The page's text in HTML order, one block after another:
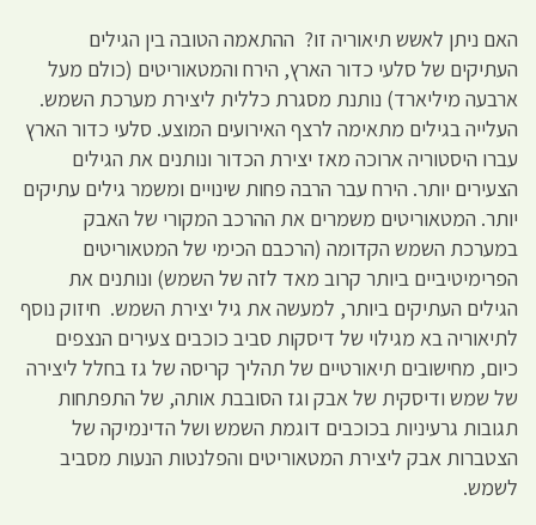
האם ניתן לאשש תיאוריה זו? ההתאמה הטובה בין הגילים
העתיקים של סלעי כדור הארץ, הירח והמטאוריטים (כולם מעל
ארבעה מיליארד) נותנת מסגרת כללית ליצירת מערכת השמש.
העלייה בגילים מתאימה לרצף האירועים המוצע. סלעי כדור הארץ
עברו היסטוריה ארוכה מאז יצירת הכדור ונותנים את הגילים
הצעירים יותר. הירח עבר הרבה פחות שינויים ומשמר גילים עתיקים
יותר. המטאוריטים משמרים את ההרכב המקורי של האבק
במערכת השמש הקדומה (הרכבם הכימי של המטאוריטים
הפרימיטיביים ביותר קרוב מאד לזה של השמש) ונותנים את
הגילים העתיקים ביותר, למעשה את גיל יצירת השמש. חיזוק נוסף
לתיאוריה בא מגילוי של דיסקות סביב כוכבים צעירים הנצפים
כיום, מחישובים תיאורטיים של תהליך קריסה של גז בחלל ליצירה
של שמש ודיסקית של אבק וגז הסובבת אותה, של התפתחות
תגובות גרעיניות בכוכבים דוגמת השמש ושל הדינמיקה של
הצטברות אבק ליצירת המטאוריטים והפלנטות הנעות מסביב
לשמש.